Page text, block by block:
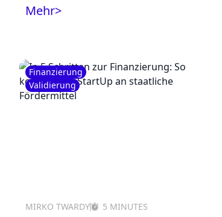
Mehr>
Finanzierung
Validierung
MIRKO TWARDY 5 MINUTES